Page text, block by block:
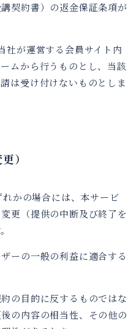
契約書）の返金保証条項が
社が運営する会員サイト内
ムから行うものとし、当該
は受け付けないものとしま
）
かの場合には、本サービ
更（提供の中断及び終了を
ーの一般の利益に適合する
の目的に反するものではな
の内容の相当性、その他の